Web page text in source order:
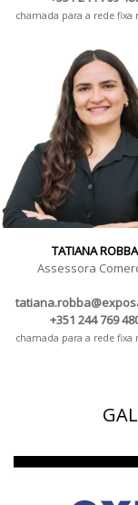
chamada para a rede fixa
TATIANA ROBBA
Assessora
+351 244 769
chamada para a rede fixa